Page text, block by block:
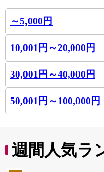
～5,000円
10,001円～20,000円
30,001円～40,000円
50,001円～100,000円
週間人気ラ